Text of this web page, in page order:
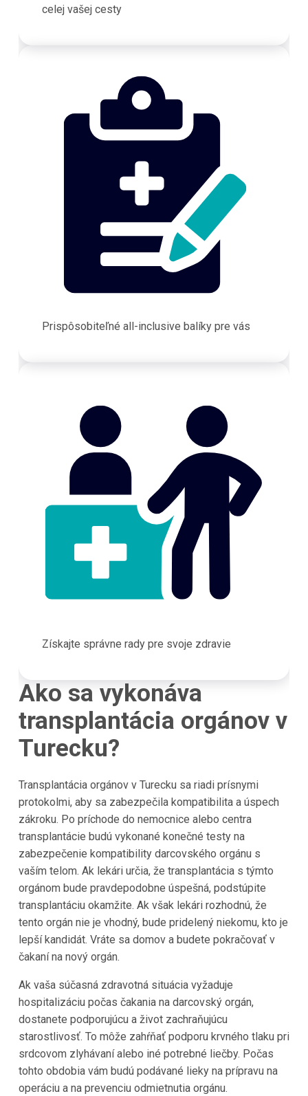
celej vašej cesty
Prispôsobiteľné all-inclusive balíky pre vás
Získajte správne rady pre svoje zdravie
Ako sa vykonáva
transplantácia orgánov v
Turecku?
Transplantácia orgánov v Turecku sa riadi prísnymi
protokolmi, aby sa zabezpečila kompatibilita a úspech
zákroku. Po príchode do nemocnice alebo centra
transplantácie budú vykonané konečné testy na
zabezpečenie kompatibility darcovského orgánu s
vaším telom. Ak lekári určia, že transplantácia s týmto
orgánom bude pravdepodobne úspešná, podstúpite
transplantáciu okamžite. Ak však lekári rozhodnú, že
tento orgán nie je vhodný, bude pridelený niekomu, kto je
lepší kandidát. Vráte sa domov a budete pokračovať v
čakaní na nový orgán.
Ak vaša súčasná zdravotná situácia vyžaduje
hospitalizáciu počas čakania na darcovský orgán,
dostanete podporujúcu a život zachraňujúcu
starostlivosť. To môže zahŕňať podporu krvného tlaku pri
srdcovom zlyhávaní alebo iné potrebné liečby. Počas
tohto obdobia vám budú podávané lieky na prípravu na
operáciu a na prevenciu odmietnutia orgánu.